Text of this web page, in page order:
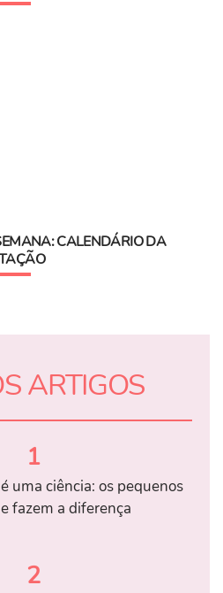
CALENDÁRIO DA
ARTIGOS
1
uma ciência: os pequenos
fazem a diferença
2